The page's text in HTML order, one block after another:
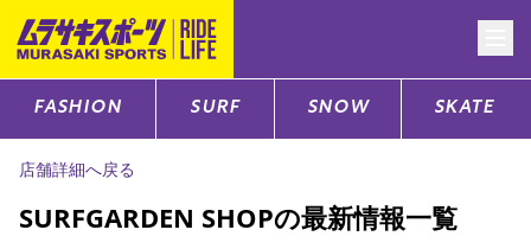
CATEGORY
FASHION SURF SNOW SKATE
店舗詳細へ戻る
SURFGARDEN SHOPの最新情報一覧